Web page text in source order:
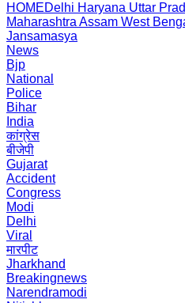
HOMEDelhi Haryana Uttar
Maharashtra Assam West
Jansamasya
News
Bjp
National
Police
Bihar
India
कांग्रेस
बीजेपी
Gujarat
Accident
Congress
Modi
Delhi
Viral
मारपीट
Jharkhand
Breakingnews
Narendramodi